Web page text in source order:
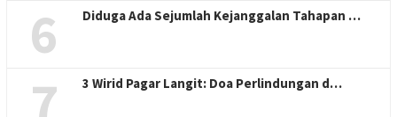
6 Diduga Ada Sejumlah Kejanggalan Tahapan …
7 3 Wirid Pagar Langit: Doa Perlindungan d…